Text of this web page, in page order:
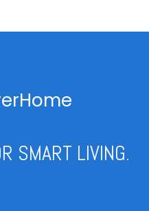
SMART LIVING.